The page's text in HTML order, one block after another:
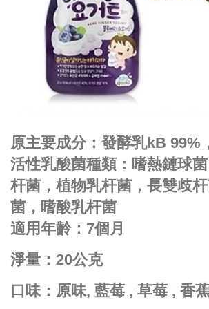
原主要成分：發酵乳kB 99%
活性乳酸菌種類：嗜熱鏈球
杆菌，植物乳杆菌，長雙歧
菌，嗜酸乳杆菌
適用年齡：7個月
淨量：20公克
口味：原味, 藍莓 , 草莓 , 香